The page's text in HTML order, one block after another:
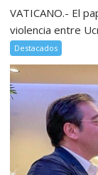
VATICANO.- El
violencia entre
Destacados